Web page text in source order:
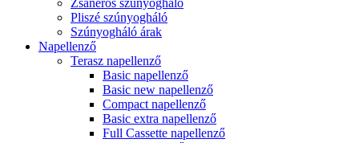
Zsanéros szúnyogháló
Pliszé szúnyogháló
Szúnyogháló árak
Napellenző
Terasz napellenző
Basic napellenző
Basic new napellenző
Compact napellenző
Basic extra napellenző
Full Cassette napellenző